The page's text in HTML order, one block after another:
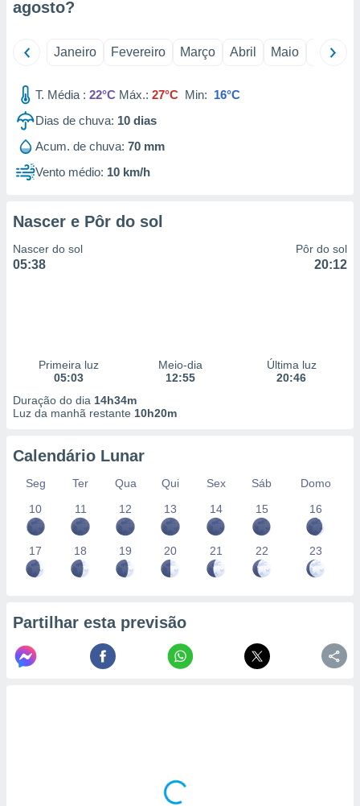
criar
medir
da
de
ou
estudos
de
agosto?
Janeiro Fevereiro Março Abril Maio Junho
T. Média : 22°C Máx.: 27°C Min: 16°C
Dias de chuva: 10 dias
Acum. de chuva: 70 mm
Vento médio: 10 km/h
Nascer e Pôr do sol
Nascer do sol
05:38
Pôr do sol
20:12
Primeira luz
05:03
Meio-dia
12:55
Última luz
20:46
Duração do dia 14h34m
Luz da manhã restante 10h20m
Calendário Lunar
Seg Ter Qua Qui Sex Sáb
Domo
10
11 12 13 14 15 16
17 18 19 20 21 22 23
Partilhar esta previsão